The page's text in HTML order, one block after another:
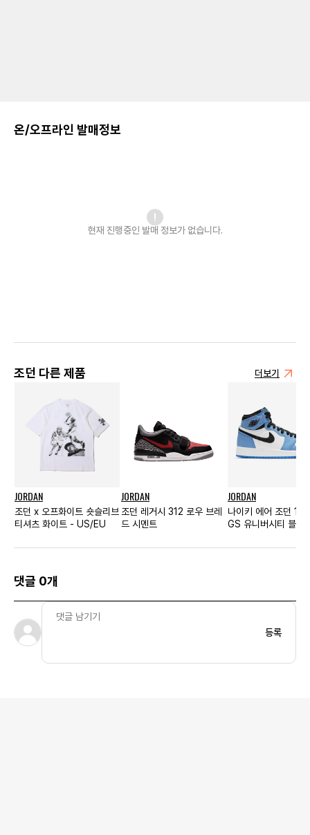
온/오프라인 발매정보
현재 진행중인 발매 정보가 없습니다.
조던 다른 제품 더보기
JORDAN
조던 x 오프화이트 숏슬리브
티셔츠 화이트 - US/EU
JORDAN
조던 레거시 312 로우 브레
드 시멘트
JORDAN
나이키 에어 조던 1
GS 유니버시티 블루
댓글 0개
등록